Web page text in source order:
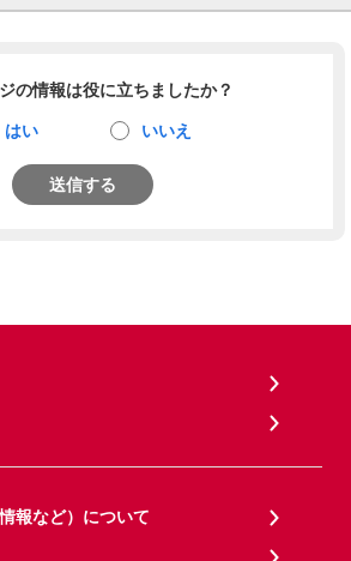
の情報は役に立ちましたか？
はい いいえ
送信する
報など）について